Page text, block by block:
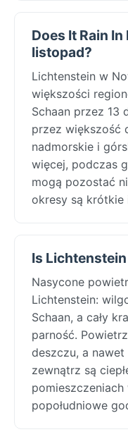
Does It Rain
listopad?
Lichtenstein w
większości
Schaan przez 13
przez większość
nadmorskie i
więcej, podczas
mogą pozostać
okresy są krótkie
Is
Nasycone
Lichtenstein:
Schaan, a cały
parność.
deszczu, a
zewnątrz są
popołudniowe